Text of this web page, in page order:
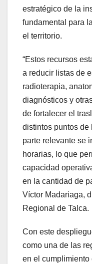
estratégico de la
fundamental para
el territorio.
“Estos recursos
a reducir listas de
radioterapia,
diagnósticos y
de fortalecer el
distintos puntos de
parte relevante se
horarias, lo que
capacidad
en la cantidad de
Víctor Madariaga,
Regional de Talca.
Con este
como una de las
en el cumplimiento